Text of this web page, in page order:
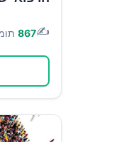
✍️
867